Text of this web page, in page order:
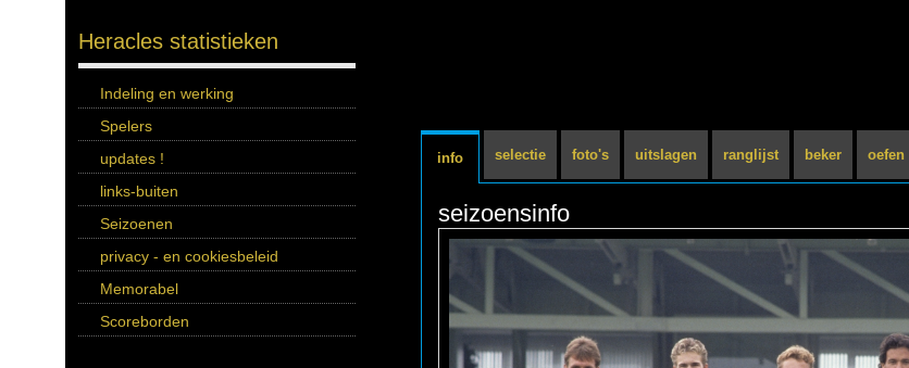
Heracles statistieken
Indeling en werking
Spelers
updates !
links-buiten
Seizoenen
privacy - en cookiesbeleid
Memorabel
Scoreborden
info selectie foto's uitslagen ranglijst beker oefen
seizoensinfo